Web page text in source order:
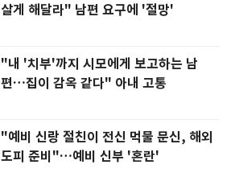
살게 해달라" 남편 요구에 '절망'
"내 '치부'까지 시모에게 보고하는 남
편…집이 감옥 같다" 아내 고통
"예비 신랑 절친이 전신 먹물 문신, 해외
도피 준비"…예비 신부 '혼란'